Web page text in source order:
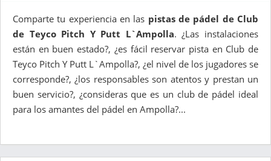
Comparte tu experiencia en las pistas de pádel de Club
de Teyco Pitch Y Putt L`Ampolla. ¿Las instalaciones
están en buen estado?, ¿es fácil reservar pista en Club de
Teyco Pitch Y Putt L`Ampolla?, ¿el nivel de los jugadores se
corresponde?, ¿los responsables son atentos y prestan un
buen servicio?, ¿consideras que es un club de pádel ideal
para los amantes del pádel en Ampolla?...